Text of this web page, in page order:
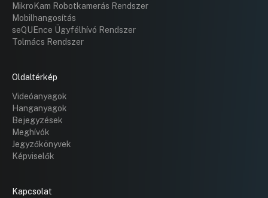
MikroKam Robotkamerás Rendszer
Mobilhangosítás
seQUEnce Ügyfélhívó Rendszer
Tolmács Rendszer
Oldaltérkép
Videóanyagok
Hanganyagok
Bejegyzések
Meghívók
Jegyzőkönyvek
Képviselők
Kapcsolat